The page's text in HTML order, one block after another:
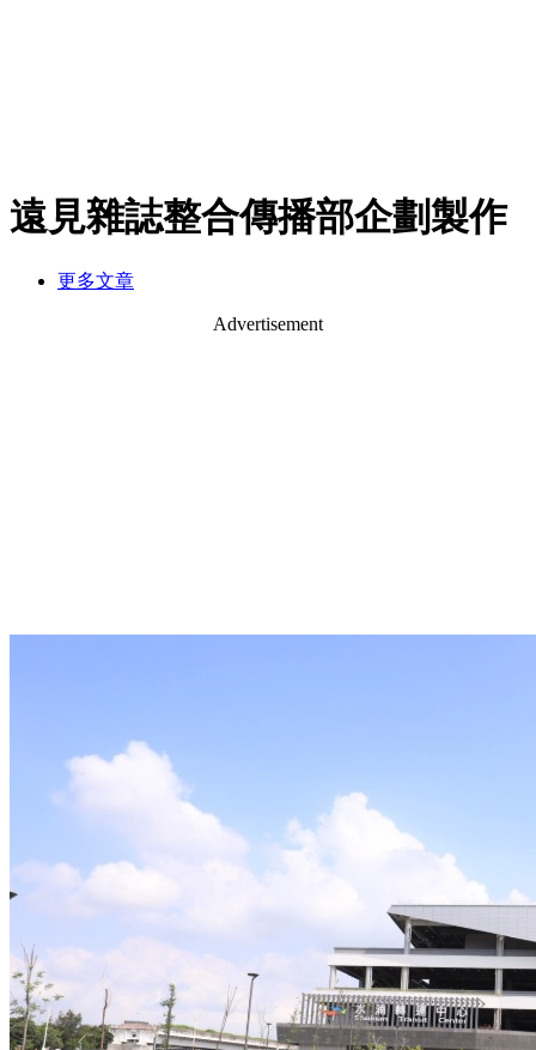
遠見雜誌整合傳播部企劃製作
更多文章
Advertisement